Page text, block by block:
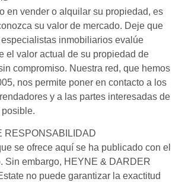
en vender o alquilar su propiedad, es
su valor de mercado. Deje que
inmobiliarios evalúe
el valor actual de su propiedad de
compromiso. Nuestra red, que hemos
nos permite poner en contacto a los
y a las partes interesadas de
posible.
RESPONSABILIDAD
se ofrece aquí se ha publicado con el
Sin embargo, HEYNE & DARDER
no puede garantizar la exactitud